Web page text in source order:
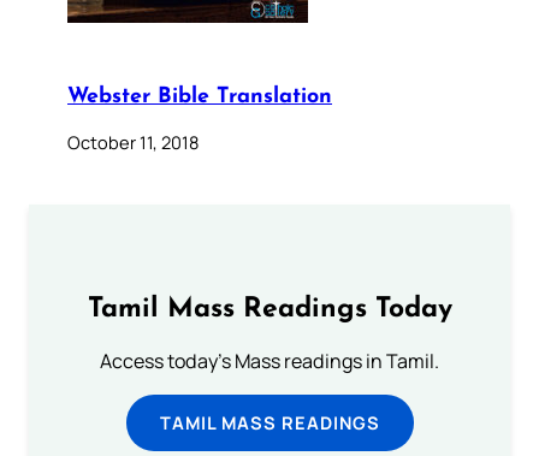
Webster Bible Translation
October 11, 2018
Tamil Mass Readings Today
Access today's Mass readings in Tamil.
TAMIL MASS READINGS